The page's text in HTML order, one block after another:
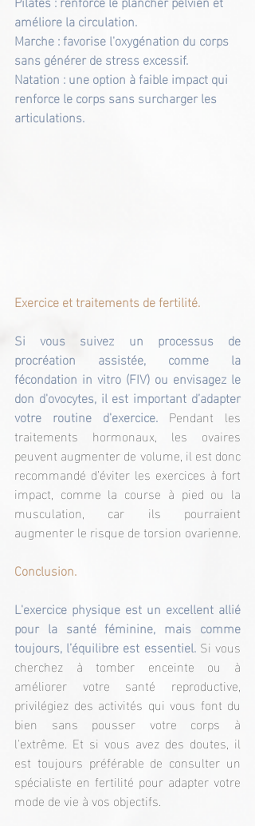
améliore la circulation.
Marche : favorise l'oxygénation du corps
sans générer de stress excessif.
Natation : une option à faible impact qui
renforce le corps sans surcharger les
articulations.
Exercice et traitements de fertilité.
Si vous suivez un processus de
procréation assistée, comme la
fécondation in vitro (FIV) ou envisagez le
don d'ovocytes, il est important d’adapter
votre routine d'exercice. Pendant les
traitements hormonaux, les ovaires
peuvent augmenter de volume, il est donc
recommandé d’éviter les exercices à fort
impact, comme la course à pied ou la
musculation, car ils pourraient
augmenter le risque de torsion ovarienne.
Conclusion.
L'exercice physique est un excellent allié
pour la santé féminine, mais comme
toujours, l’équilibre est essentiel. Si vous
cherchez à tomber enceinte ou à
améliorer votre santé reproductive,
privilégiez des activités qui vous font du
bien sans pousser votre corps à
l'extrême. Et si vous avez des doutes, il
est toujours préférable de consulter un
spécialiste en fertilité pour adapter votre
mode de vie à vos objectifs.